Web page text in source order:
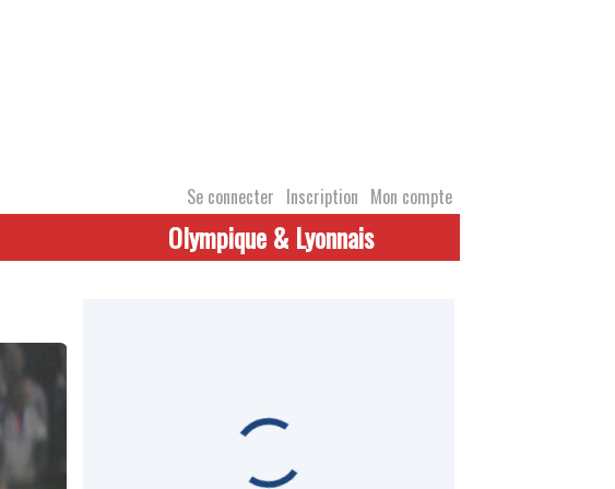
Se connecter Inscription Mon compte
Olympique & Lyonnais